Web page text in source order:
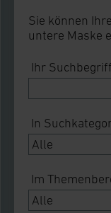
Sie können
untere Maske
Ihr Suchbegriff
In
Im